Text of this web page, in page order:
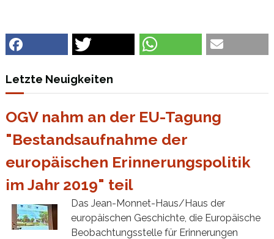
Letzte Neuigkeiten
OGV nahm an der EU-Tagung
"Bestandsaufnahme der
europäischen Erinnerungspolitik
im Jahr 2019" teil
Das Jean-Monnet-Haus/Haus der
europäischen Geschichte, die Europäische
Beobachtungsstelle für Erinnerungen